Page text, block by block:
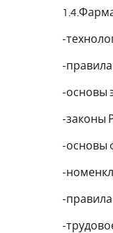
-
-правила
-основы
-законы
-основы
-
-
-